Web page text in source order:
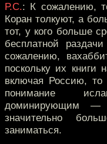
Р.С.: К сожалению,
Коран толкуют, а
тот, у кого больше
бесплатной
сожалению,
поскольку их книги
включая Россию, то
понимание
доминирующим —
значительно
заниматься.